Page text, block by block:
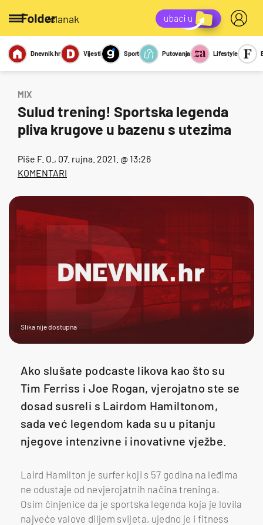
/članak
Miks Kviz
Report
Sexy
Dnevnik.hr Vijesti Sport Putovanja Lifestyle
MIX
Sulud trening! Sportska legenda
pliva krugove u bazenu s utezima
Piše F. O. , 07. rujna. 2021. @ 13:26
KOMENTARI
Slika nije dostupna
Ako slušate podcaste likova kao što su
Tim Ferriss i Joe Rogan, vjerojatno ste se
dosad susreli s Lairdom Hamiltonom,
sada već legendom kada su u pitanju
njegove intenzivne i inovativne vježbe.
Laird Hamilton je surfer koji s 57 godina na leđima
ne odustaje od nevjerojatnih načina treninga.
Osim činjenice da je sportska legenda koja je lovila
najveće valove diljem svijeta, ujedno je i fitness